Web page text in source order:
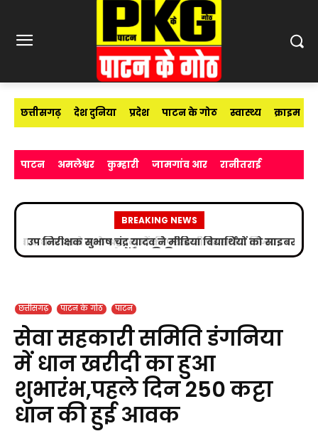
छत्तीसगढ़ देश दुनिया प्रदेश पाटन के गोठ स्वास्थ्य क्राइम
पाटन अमलेश्वर कुम्हारी जामगांव आर रानीतराई
BREAKING NEWS
उप निरीक्षक सुभाष चंद्र यादव ने मीडिया विद्यार्थियों को साइबर
अपराधों के प्रति किया जागरूक
छत्तीसगढ़ पाटन के गोठ पाटन
सेवा सहकारी समिति डंगनिया
में धान खरीदी का हुआ
शुभारंभ,पहले दिन 250 कट्टा
धान की हुई आवक